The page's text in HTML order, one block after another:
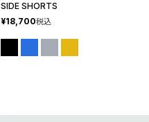
SIDE SHORTS
¥18,700税込